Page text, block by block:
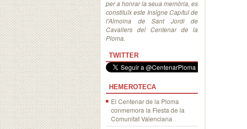
per a honrar la seua memòria, es
constituïx este Insigne Capítul de
l'Almoina de Sant Jordi de
Cavallers del Centenar de la
Ploma.
TWITTER
HEMEROTECA
El Centenar de la Ploma
conmemora la Fiesta de la
Comunitat Valenciana